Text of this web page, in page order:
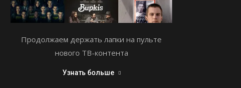
Продолжаем держать лапки на пульте
нового ТВ-контента
Узнать больше